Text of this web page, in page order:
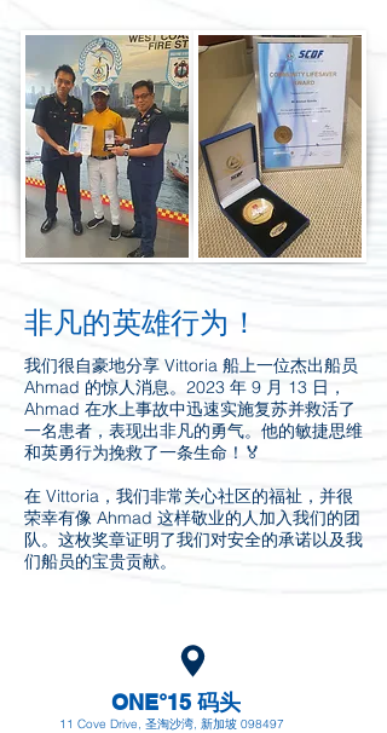
非凡的英雄行为！
我们很自豪地分享 Vittoria 船上一位杰出船员
Ahmad 的惊人消息。2023 年 9 月 13 日，
Ahmad 在水上事故中迅速实施复苏并救活了
一名患者，表现出非凡的勇气。他的敏捷思维
和英勇行为挽救了一条生命！🏅
在 Vittoria，我们非常关心社区的福祉，并很
荣幸有像 Ahmad 这样敬业的人加入我们的团
队。这枚奖章证明了我们对安全的承诺以及我
们船员的宝贵贡献。
ONE°15 码头
11 Cove Drive, 圣淘沙湾, 新加坡 098497